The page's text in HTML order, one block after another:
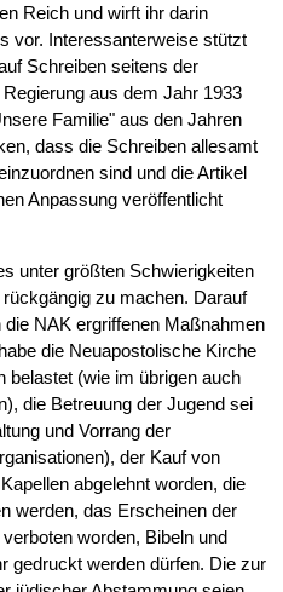
Reich und wirft ihr darin
vor. Interessanterweise stützt
Schreiben seitens der
aus dem Jahr 1933
Familie" aus den Jahren
dass die Schreiben allesamt
sind und die Artikel
Anpassung veröffentlicht
unter größten Schwierigkeiten
zu machen. Darauf
NAK ergriffenen Maßnahmen
die Neuapostolische Kirche
belastet (wie im übrigen auch
die Betreuung der Jugend sei
und Vorrang der
der Kauf von
abgelehnt worden, die
werden, das Erscheinen der
worden, Bibeln und
gedruckt werden dürfen. Die zur